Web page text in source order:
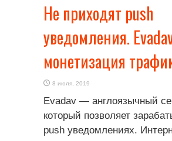
Не приходят push
уведомления.
монетизация
8 июля, 2019
Evadav — англоязычный
который позволяет
push уведомлениях.